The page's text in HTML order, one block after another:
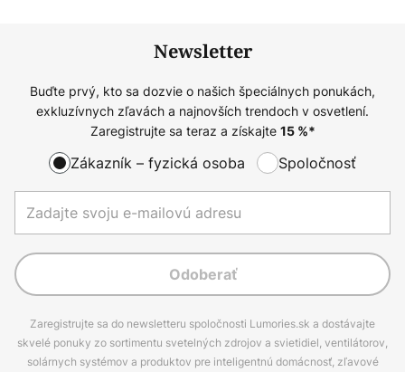
Newsletter
Buďte prvý, kto sa dozvie o našich špeciálnych ponukách,
exkluzívnych zľavách a najnovších trendoch v osvetlení.
Zaregistrujte sa teraz a získajte 15%*
Zákazník – fyzická osoba Spoločnosť
Odoberať
Zaregistrujte sa do newsletteru spoločnosti Lumories.sk a dostávajte
skvelé ponuky zo sortimentu svetelných zdrojov a svietidiel, ventilátorov,
solárnych systémov a produktov pre inteligentnú domácnosť, zľavové